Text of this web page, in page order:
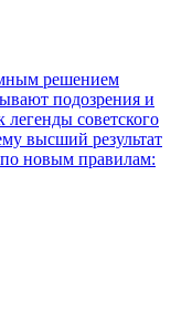
решением
подозрения и
советского
высший результат
новым правилам: